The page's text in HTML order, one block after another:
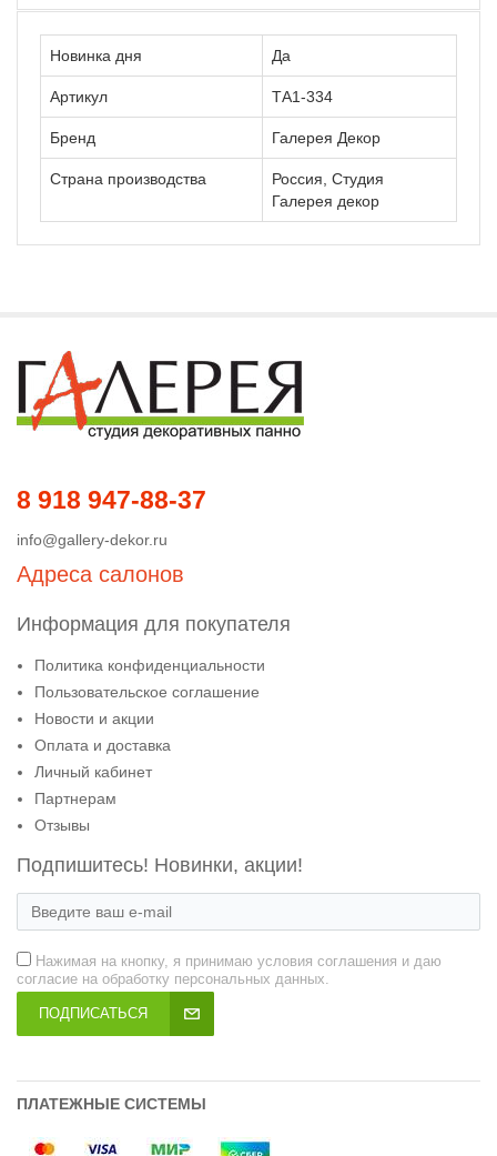
Новинка дня Да
Артикул ТА1-334
Бренд Галерея Декор
Страна производства
Россия, Студия
Галерея декор
8 918 947-88-37
info@gallery-dekor.ru
Адреса салонов
Информация для покупателя
Политика конфиденциальности
Пользовательское соглашение
Новости и акции
Оплата и доставка
Личный кабинет
Партнерам
Отзывы
Подпишитесь! Новинки, акции!
Нажимая на кнопку, я принимаю условия соглашения и даю
согласие на обработку персональных данных.
ПОДПИСАТЬСЯ
ПЛАТЕЖНЫЕ СИСТЕМЫ